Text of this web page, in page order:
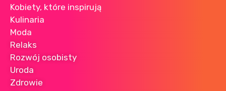
Kobiety, które inspirują
Kulinaria
Moda
Relaks
Rozwój osobisty
Uroda
Zdrowie